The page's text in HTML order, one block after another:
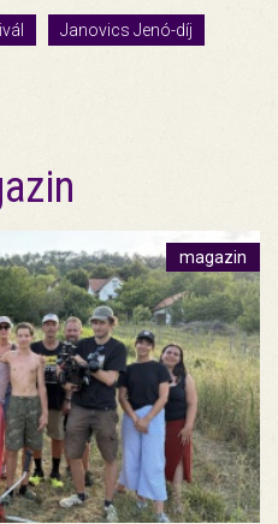
Janovics Jenó-díj
magazin